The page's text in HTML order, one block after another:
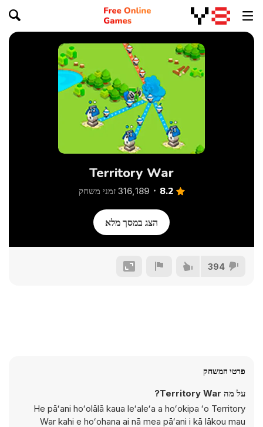
Territory War
8.2 316,189 זמני משחק
הצג במסך מלא
394
פרטי המשחק
על מה Territory War?
He pāʻani hoʻolālā kaua leʻaleʻa a hoʻokipa ʻo Territory
War kahi e hoʻohana ai nā mea pāʻani i kā lākou mau